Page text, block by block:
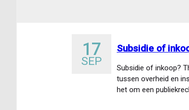
17
SEP
Subsidie of
Subsidie of inkoop?
tussen overheid en
het om een